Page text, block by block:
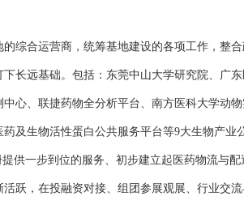
综合运营商，统筹基地建设的各项工作，整
长远基础。包括：东莞中山大学研究院、广
心、联捷药物全分析平台、南方医科大学动
及生物活性蛋白公共服务平台等9大生物产
供一步到位的服务、初步建立起医药物流与配
跃，在投融资对接、组团参展观展、行业交